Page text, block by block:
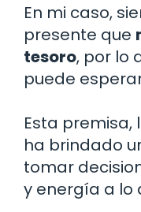
En mi caso,
presente que
tesoro, por lo
puede
Esta premisa,
ha brindado
tomar
y energía a lo